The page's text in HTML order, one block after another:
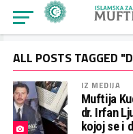
ALL POSTS TAGGED
IZ MEDIJA
Muftija
dr. Irfan
kojoj se i